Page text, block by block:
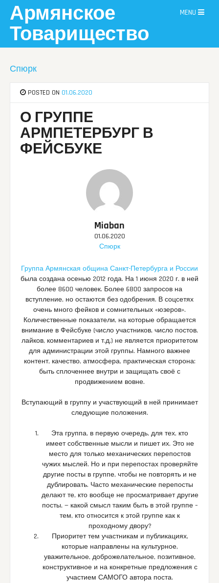
content
Армянское
Товарищество
MENU
Спюрк
POSTED ON 01.06.2020
О ГРУППЕ
АРМПЕТЕРБУРГ В
ФЕЙСБУКЕ
Miaban
01.06.2020
Спюрк
Группа Армянская община Санкт-Петербурга и России
была создана осенью 2012 года. На 1 июня 2020 г. в ней
более 8600 человек. Более 6800 запросов на
вступление, но остаются без одобрения. В соцсетях
очень много фейков и сомнительных «юзеров».
Количественные показатели, на которые обращается
внимание в Фейсбуке (число участников, число постов,
лайков, комментариев и т.д.) не является приоритетом
для администрации этой группы. Намного важнее
контент, качество, атмосфера, практическая сторона:
быть сплоченнее внутри и защищать своё с
продвижением вовне.
Вступающий в группу и участвующий в ней принимает
следующие положения.
Эта группа, в первую очередь, для тех, кто
имеет собственные мысли и пишет их. Это не
место для только механических перепостов
чужих мыслей. Но и при перепостах проверяйте
другие посты в группе, чтобы не повторять и не
дублировать. Часто механические перепосты
делают те, кто вообще не просматривает другие
посты, — какой смысл таким быть в этой группе –
тем, кто относится к этой группе как к
проходному двору?
Приоритет тем участникам и публикациях,
которые направлены на культурное,
уважительное, доброжелательное, позитивное,
конструктивное и на конкретные предложения с
участием САМОГО автора поста.